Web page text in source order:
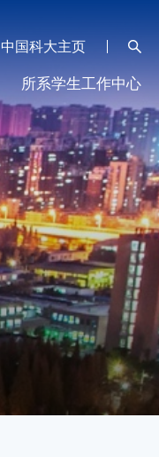
中国科大主页
所系学生工作中心